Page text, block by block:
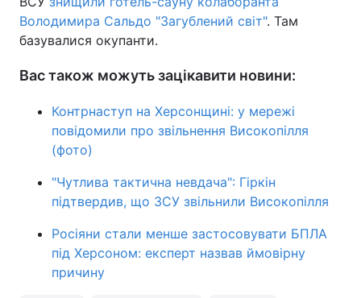
Володимира Сальдо "Загублений світ". Там
базувалися окупанти.
Вас також можуть зацікавити новини:
Контрнаступ на Херсонщині: у мережі
повідомили про звільнення Високопілля
(фото)
"Чутлива тактична невдача": Гіркін
підтвердив, що ЗСУ звільнили Високопілля
Росіяни стали менше застосовувати БПЛА
під Херсоном: експерт назвав ймовірну
причину